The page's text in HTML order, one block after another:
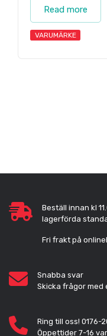
Read more
VARUMÄRKE
Beställ innan kl
lagerförda
Fri frakt på
Snabba svar
Skicka frågor med
Ring till oss! 0176-
Öppettider 7-16